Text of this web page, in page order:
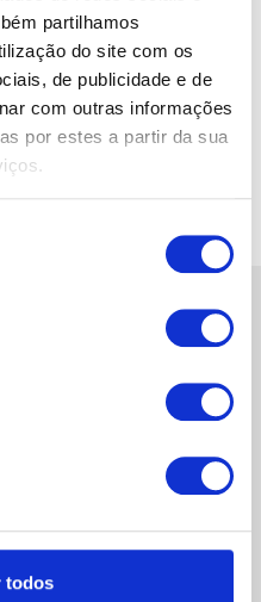
partilhamos
do site com os
de publicidade e de
com outras informações
por estes a partir da sua
todos
de alta precisão,
detalhada. O
com acabamento
em Lisboa.
de chamada de acordo
Quinta de Santa